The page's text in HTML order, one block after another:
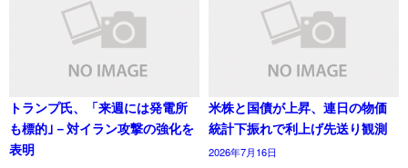
トランプ氏、「来週には発電所
も標的｣－対イラン攻撃の強化を
表明
米株と国債が上昇、連日の物価
統計下振れで利上げ先送り観測
2026年7月16日